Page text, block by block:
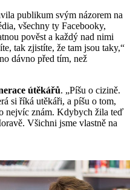
publikum svým názorem na
všechny ty Facebooky,
pověst a každý nad nimi
tak zjistíte, že tam jsou taky,“
dávno před tím, než
útěkářů. „Píšu o cizině.
si říká utěkáři, a píšu o tom,
nejvíc znám. Kdybych žila teď
Všichni jsme vlastně na